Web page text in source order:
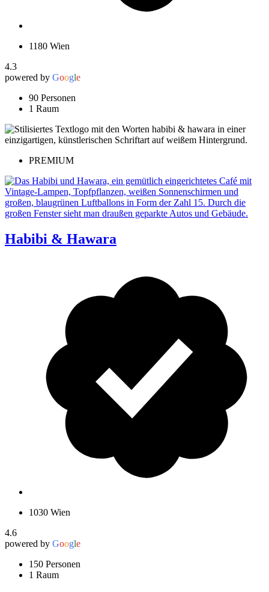
1180 Wien
4.3
powered by Google
90 Personen
1 Raum
PREMIUM
Habibi & Hawara
1030 Wien
4.6
powered by Google
150 Personen
1 Raum